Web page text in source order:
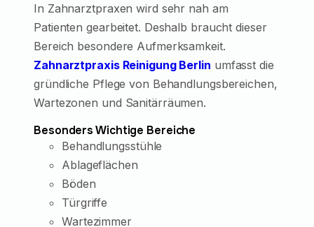
In Zahnarztpraxen wird sehr nah am
Patienten gearbeitet. Deshalb braucht dieser
Bereich besondere Aufmerksamkeit.
Zahnarztpraxis Reinigung Berlin umfasst die
gründliche Pflege von Behandlungsbereichen,
Wartezonen und Sanitärräumen.
Besonders Wichtige Bereiche
Behandlungsstühle
Ablageflächen
Böden
Türgriffe
Wartezimmer